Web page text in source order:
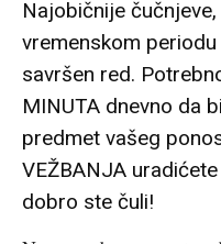
Najobičnije
vremenskom
savršen red.
MINUTA dnevno da
predmet vašeg
VEŽBANJA
dobro ste čuli!